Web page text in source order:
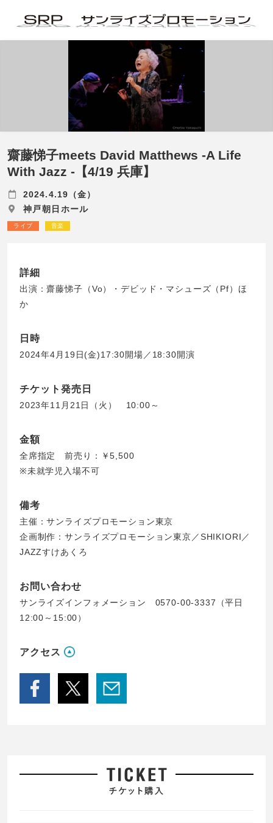
齋藤悌子meets David Matthews -A Life
With Jazz -【4/19 兵庫】
2024.4.19（金）
神戸朝日ホール
ライブ 音楽
詳細
出演：齋藤悌子（Vo）・デビッド・マシューズ（Pf）ほ
か
日時
2024年4月19日(金)17:30開場／18:30開演
チケット発売日
2023年11月21日（火） 10:00～
金額
全席指定 前売り：￥5,500
※未就学児入場不可
備考
主催：サンライズプロモーション東京
企画制作：サンライズプロモーション東京／SHIKIORI／
JAZZすけあくろ
お問い合わせ
サンライズインフォメーション 0570-00-3337（平日
12:00～15:00）
アクセス